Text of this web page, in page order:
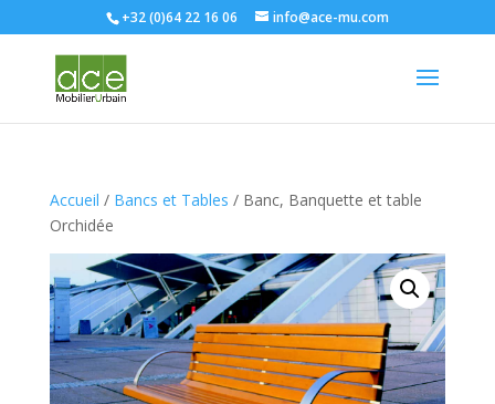
+32 (0)64 22 16 06 info@ace-mu.com
Accueil / Bancs et Tables / Banc, Banquette et table
Orchidée